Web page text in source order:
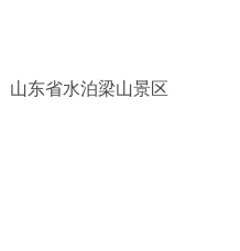
山东省水泊梁山景区